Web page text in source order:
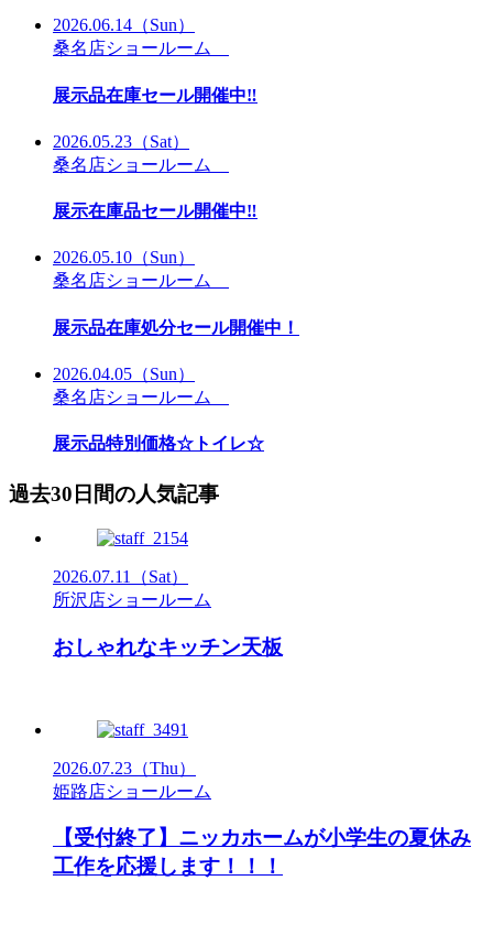
2026.06.14 （Sun）
桑名店ショールーム
展示品在庫セール開催中‼
2026.05.23 （Sat）
桑名店ショールーム
展示在庫品セール開催中‼
2026.05.10 （Sun）
桑名店ショールーム
展示品在庫処分セール開催中！
2026.04.05 （Sun）
桑名店ショールーム
展示品特別価格☆トイレ☆
過去30日間の人気記事
2026.07.11
（Sat）
所沢店ショールーム
おしゃれなキッチン天板
2026.07.23 （Thu）
姫路店ショールーム
【受付終了】ニッカホームが小学生の夏休み
工作を応援します！！！